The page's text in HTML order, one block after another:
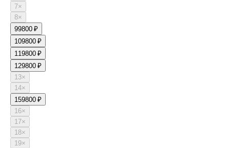
7×
8×
99800 ₽
109800 ₽
119800 ₽
129800 ₽
13×
14×
159800 ₽
16×
17×
18×
19×